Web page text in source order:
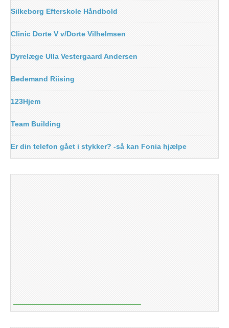
Silkeborg Efterskole Håndbold
Clinic Dorte V v/Dorte Vilhelmsen
Dyrelæge Ulla Vestergaard Andersen
Bedemand Riising
123Hjem
Team Building
Er din telefon gået i stykker? -så kan Fonia hjælpe